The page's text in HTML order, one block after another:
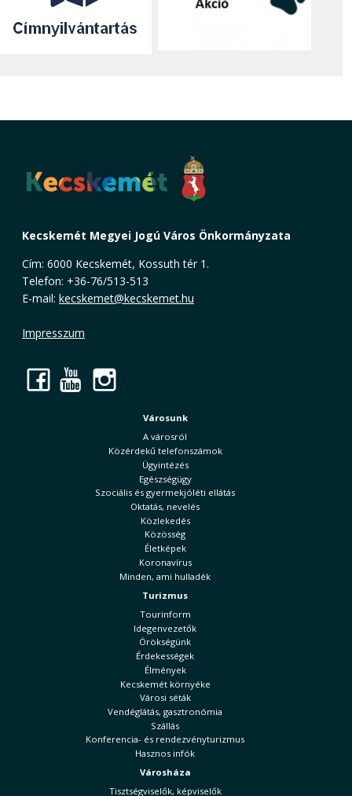
Kecskemét Megyei Jogú Város Önkormányzata
Cím: 6000 Kecskemét, Kossuth tér 1.
Telefon: +36-76/513-513
E-mail: kecskemet@kecskemet.hu
Impresszum
Facebook
YouTube
Városunk
A városról
Közérdekű telefonszámok
Ügyintézés
Egészségügy
Szociális és gyermekjóléti ellátás
Oktatás, nevelés
Közlekedés
Közösség
Életképek
Koronavírus
Minden, ami hulladék
Turizmus
Tourinform
Idegenvezetők
Örökségünk
Érdekességek
Élmények
Kecskemét környéke
Városi séták
Vendéglátás, gasztronómia
Szállás
Konferencia- és rendezvényturizmus
Hasznos infók
Városháza
Tisztségviselők, képviselők